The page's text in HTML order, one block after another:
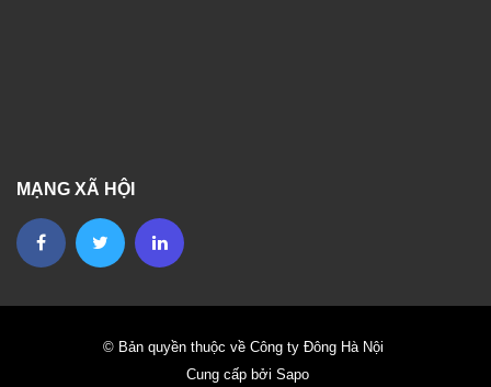
MẠNG XÃ HỘI
© Bản quyền thuộc về Công ty Đông Hà Nội
Cung cấp bởi Sapo